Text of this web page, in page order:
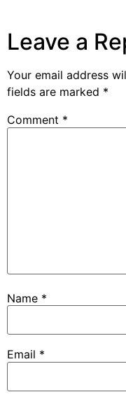
Leave a
Your email address
fields are marked *
Comment *
Name *
Email *